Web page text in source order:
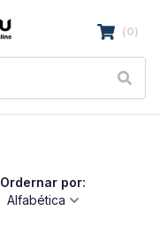
(0)
Ordernar por:
Alfabética